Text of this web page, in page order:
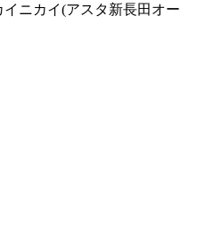
ニカイ(アスタ新長田オー